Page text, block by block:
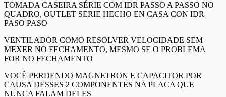
TOMADA CASEIRA SÉRIE COM IDR PASSO A PASSO NO
QUADRO, OUTLET SERIE HECHO EN CASA CON IDR
PASO PASO
VENTILADOR COMO RESOLVER VELOCIDADE SEM
MEXER NO FECHAMENTO, MESMO SE O PROBLEMA
FOR NO FECHAMENTO
VOCÊ PERDENDO MAGNETRON E CAPACITOR POR
CAUSA DESSES 2 COMPONENTES NA PLACA QUE
NUNCA FALAM DELES